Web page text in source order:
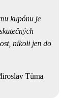
kupónu je
nikoli jen do
Tůma